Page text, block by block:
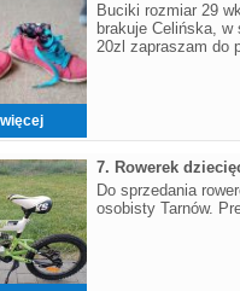
Buciki rozmiar 29
brakuje Celińska,
20zl zapraszam do
7. Rowerek
Do sprzedania
osobisty Tarnów.